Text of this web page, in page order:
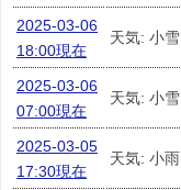
2025-03-06
18:00現在
天気: 小雪
2025-03-06
07:00現在
天気: 小雪
2025-03-05
17:30現在
天気: 小雨